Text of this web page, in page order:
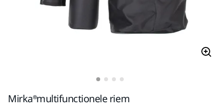
Mirka®multifunctionele riem